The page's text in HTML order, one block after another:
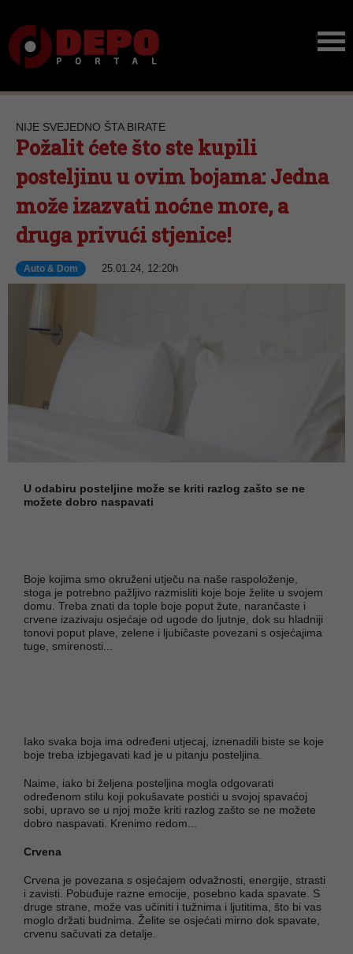
NIJE SVEJEDNO ŠTA BIRATE
Požalit ćete što ste kupili
posteljinu u ovim bojama: Jedna
može izazvati noćne more, a
druga privući stjenice!
Auto & Dom 25.01.24, 12:20h
U odabiru posteljine može se kriti razlog zašto se ne
možete dobro naspavati
Boje kojima smo okruženi utječu na naše raspoloženje,
stoga je potrebno pažljivo razmisliti koje boje želite u svojem
domu. Treba znati da tople boje poput žute, narančaste i
crvene izazivaju osjećaje od ugode do ljutnje, dok su hladniji
tonovi poput plave, zelene i ljubičaste povezani s osjećajima
tuge, smirenosti...
Iako svaka boja ima određeni utjecaj, iznenadili biste se koje
boje treba izbjegavati kad je u pitanju posteljina.
Naime, iako bi željena posteljina mogla odgovarati
određenom stilu koji pokušavate postići u svojoj spavaćoj
sobi, upravo se u njoj može kriti razlog zašto se ne možete
dobro naspavati. Krenimo redom...
Crvena
Crvena je povezana s osjećajem odvažnosti, energije, strasti
i zavisti. Pobuđuje razne emocije, posebno kada spavate. S
druge strane, može vas učiniti i tužnima i ljutitima, što bi vas
moglo držati budnima. Želite se osjećati mirno dok spavate,
crvenu sačuvati za detalje.